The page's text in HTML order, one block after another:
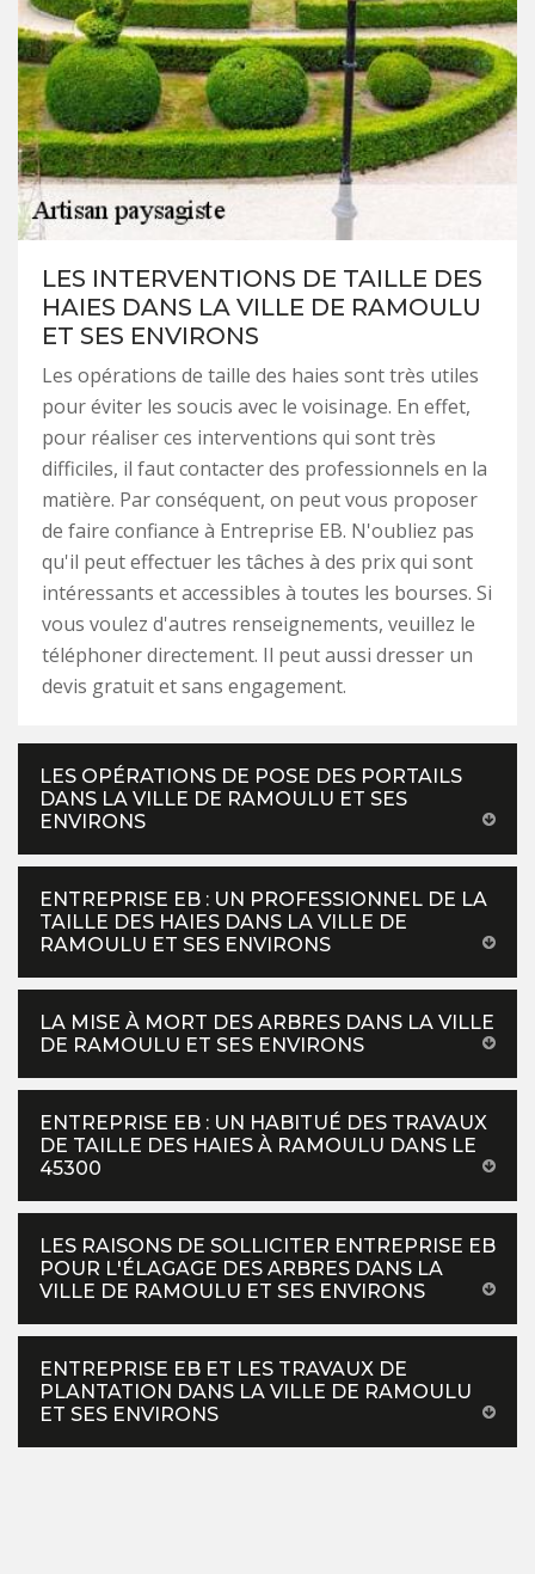
LES INTERVENTIONS DE TAILLE DES
HAIES DANS LA VILLE DE RAMOULU
ET SES ENVIRONS
Les opérations de taille des haies sont très utiles
pour éviter les soucis avec le voisinage. En effet,
pour réaliser ces interventions qui sont très
difficiles, il faut contacter des professionnels en la
matière. Par conséquent, on peut vous proposer
de faire confiance à Entreprise EB. N'oubliez pas
qu'il peut effectuer les tâches à des prix qui sont
intéressants et accessibles à toutes les bourses. Si
vous voulez d'autres renseignements, veuillez le
téléphoner directement. Il peut aussi dresser un
devis gratuit et sans engagement.
LES OPÉRATIONS DE POSE DES PORTAILS
DANS LA VILLE DE RAMOULU ET SES
ENVIRONS
ENTREPRISE EB : UN PROFESSIONNEL DE LA
TAILLE DES HAIES DANS LA VILLE DE
RAMOULU ET SES ENVIRONS
LA MISE À MORT DES ARBRES DANS LA VILLE
DE RAMOULU ET SES ENVIRONS
ENTREPRISE EB : UN HABITUÉ DES TRAVAUX
DE TAILLE DES HAIES À RAMOULU DANS LE
45300
LES RAISONS DE SOLLICITER ENTREPRISE EB
POUR L'ÉLAGAGE DES ARBRES DANS LA
VILLE DE RAMOULU ET SES ENVIRONS
ENTREPRISE EB ET LES TRAVAUX DE
PLANTATION DANS LA VILLE DE RAMOULU
ET SES ENVIRONS